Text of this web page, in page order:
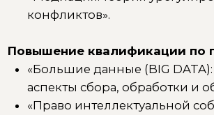
период брака», издательство: Директ-
«Раздел имущества между супругами и
наследниками: правовые аспекты»,
издательство: Редакция «Российской
газеты», 2019 и переизданной редакции